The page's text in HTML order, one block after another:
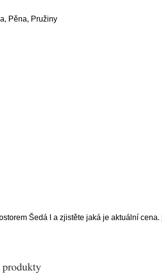
Pěna, Pružiny
Šedá I a zjistěte jaká je aktuální cena.
produkty